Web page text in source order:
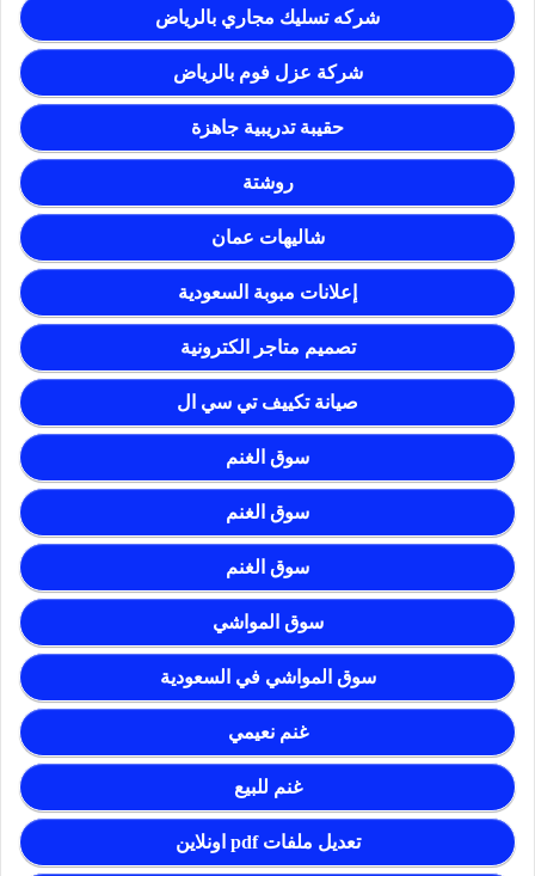
شركه تسليك مجاري بالرياض
شركة عزل فوم بالرياض
حقيبة تدريبية جاهزة
روشتة
شاليهات عمان
إعلانات مبوبة السعودية
تصميم متاجر الكترونية
صيانة تكييف تي سي ال
سوق الغنم
سوق الغنم
سوق الغنم
سوق المواشي
سوق المواشي في السعودية
غنم نعيمي
غنم للبيع
تعديل ملفات pdf اونلاين